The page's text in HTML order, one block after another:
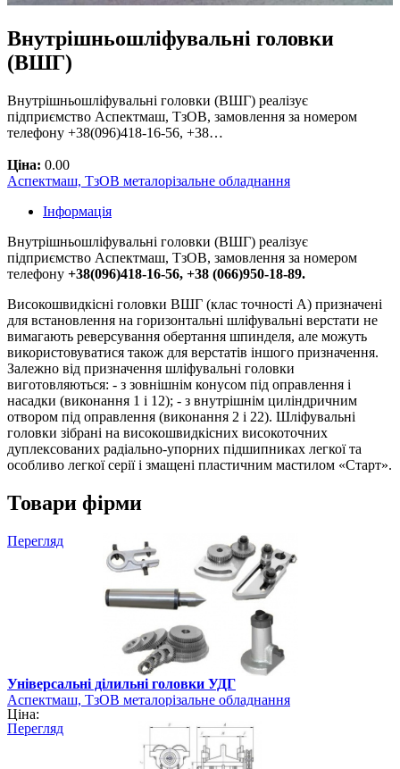
Внутрішньошліфувальні головки
(ВШГ)
Внутрішньошліфувальні головки (ВШГ) реалізує
підприємство Аспектмаш, ТзОВ, замовлення за номером
телефону +38(096)418-16-56, +38…
Ціна: 0.00
Аспектмаш, ТзОВ металорізальне обладнання
Інформація
Внутрішньошліфувальні головки (ВШГ) реалізує
підприємство Аспектмаш, ТзОВ, замовлення за номером
телефону +38(096)418-16-56, +38 (066)950-18-89.
Високошвидкісні головки ВШГ (клас точності А) призначені
для встановлення на горизонтальні шліфувальні верстати не
вимагають реверсування обертання шпинделя, але можуть
використовуватися також для верстатів іншого призначення.
Залежно від призначення шліфувальні головки
виготовляються: - з зовнішнім конусом під оправлення і
насадки (виконання 1 і 12); - з внутрішнім циліндричним
отвором під оправлення (виконання 2 і 22). Шліфувальні
головки зібрані на високошвидкісних високоточних
дуплексованих радіально-упорних підшипниках легкої та
особливо легкої серії і змащені пластичним мастилом «Старт».
Товари фірми
Перегляд
Універсальні ділильні головки УДГ
Аспектмаш, ТзОВ металорізальне обладнання
Ціна:
Перегляд